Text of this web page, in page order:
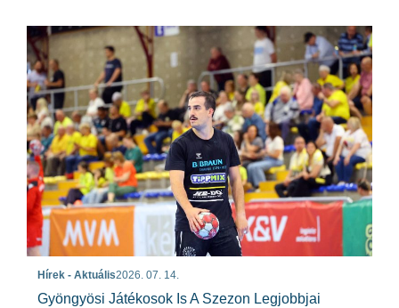
Hírek - Aktuális2026. 07. 14.
Gyöngyösi Játékosok Is A Szezon Legjobbjai